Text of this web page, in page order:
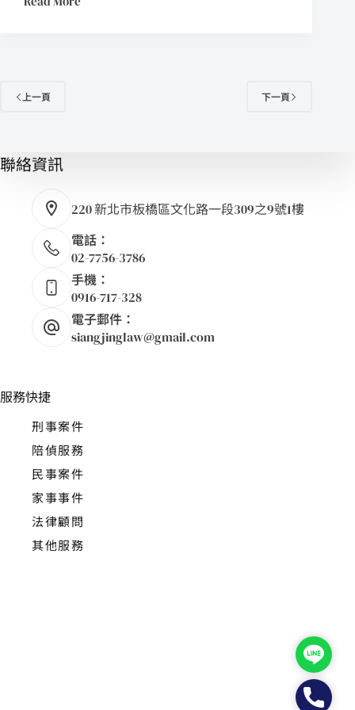
上一頁 下一頁
聯絡資訊
220 新北市板橋區文化路一段309之9號1樓
電話：
02-7756-3786
手機：
0916-717-328
電子郵件：
siangjinglaw@gmail.com
服務快捷
刑事案件
陪偵服務
民事案件
家事事件
法律顧問
其他服務
Line
Phone